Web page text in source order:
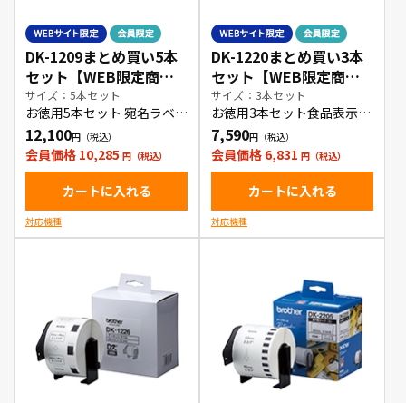
DK-1209まとめ買い5本
セット【WEB限定商
品】
サイズ：5本セット
お徳用5本セット 宛名ラベル
(小)
12,100
会員価格 10,285
カートに入れる
対応機種
DK-1220まとめ買い3本
セット【WEB限定商
品】
サイズ：3本セット
お徳用3本セット食品表示ラ
ベル
7,590
会員価格 6,831
カートに入れる
対応機種